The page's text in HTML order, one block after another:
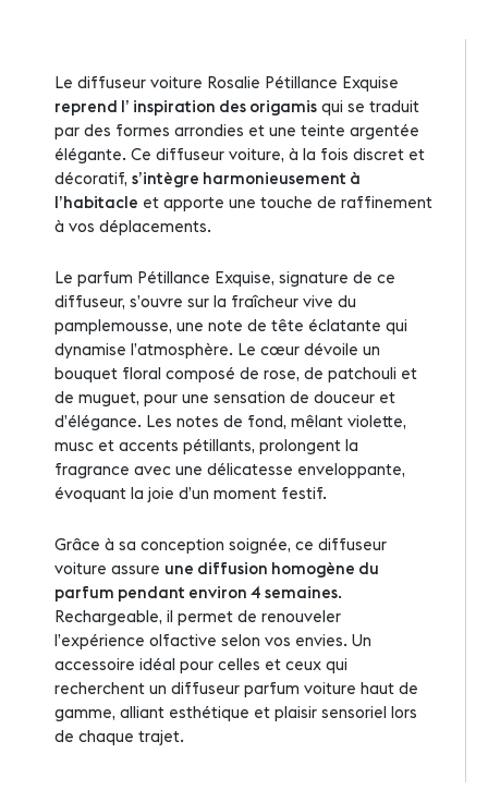
Le diffuseur voiture Rosalie Pétillance Exquise
reprend l’ inspiration des origamis qui se traduit
par des formes arrondies et une teinte argentée
élégante. Ce diffuseur voiture, à la fois discret et
décoratif, s’intègre harmonieusement à
l’habitacle et apporte une touche de raffinement
à vos déplacements.
Le parfum Pétillance Exquise, signature de ce
diffuseur, s’ouvre sur la fraîcheur vive du
pamplemousse, une note de tête éclatante qui
dynamise l’atmosphère. Le cœur dévoile un
bouquet floral composé de rose, de patchouli et
de muguet, pour une sensation de douceur et
d’élégance. Les notes de fond, mêlant violette,
musc et accents pétillants, prolongent la
fragrance avec une délicatesse enveloppante,
évoquant la joie d’un moment festif.
Grâce à sa conception soignée, ce diffuseur
voiture assure une diffusion homogène du
parfum pendant environ 4 semaines.
Rechargeable, il permet de renouveler
l’expérience olfactive selon vos envies. Un
accessoire idéal pour celles et ceux qui
recherchent un diffuseur parfum voiture haut de
gamme, alliant esthétique et plaisir sensoriel lors
de chaque trajet.